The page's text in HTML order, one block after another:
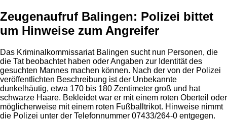
Zeugenaufruf Balingen: Polizei bittet
um Hinweise zum Angreifer
Das Kriminalkommissariat Balingen sucht nun Personen, die
die Tat beobachtet haben oder Angaben zur Identität des
gesuchten Mannes machen können. Nach der von der Polizei
veröffentlichten Beschreibung ist der Unbekannte
dunkelhäutig, etwa 170 bis 180 Zentimeter groß und hat
schwarze Haare. Bekleidet war er mit einem roten Oberteil oder
möglicherweise mit einem roten Fußballtrikot. Hinweise nimmt
die Polizei unter der Telefonnummer 07433/264-0 entgegen.